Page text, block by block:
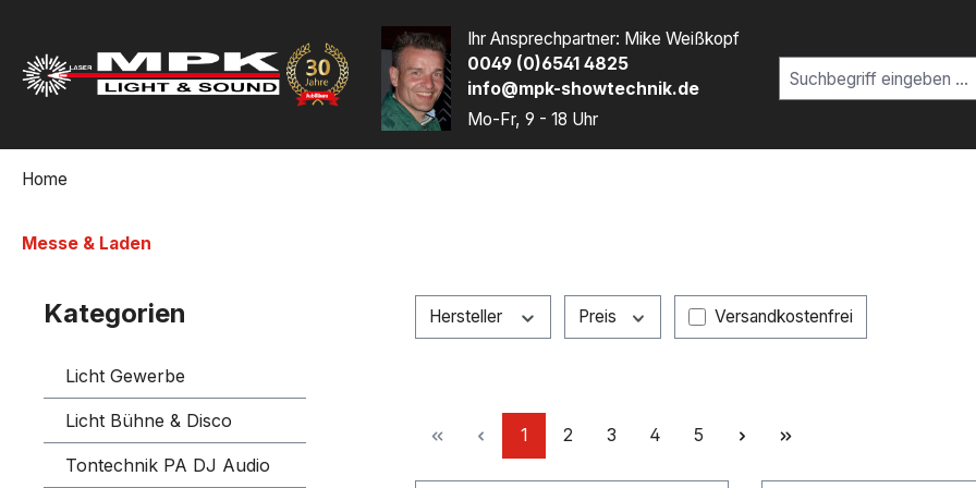
Ihr Ansprechpartner: Mike Weißkopf
0049 (0)6541 4825
info@mpk-showtechnik.de
Mo-Fr, 9 - 18 Uhr
Home
Messe & Laden
Kategorien
Licht Gewerbe
Licht Bühne & Disco
Tontechnik PA DJ Audio
Hersteller Preis Filter hinzufügen: Versandkostenfrei
Versandkostenfrei
Seite
1 Seite
2 Seite
3 Seite
4 Seite
5